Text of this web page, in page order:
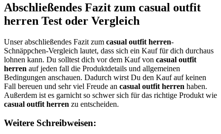
Abschließendes Fazit zum casual outfit
herren Test oder Vergleich
Unser abschließendes Fazit zum casual outfit herren-
Schnäppchen-Vergleich lautet, dass sich ein Kauf für dich durchaus
lohnen kann. Du solltest dich vor dem Kauf von casual outfit
herren auf jeden fall die Produktdetails und allgemeinen
Bedingungen anschauen. Dadurch wirst Du den Kauf auf keinen
Fall bereuen und sehr viel Freude an casual outfit herren haben.
Außerdem ist es garnicht so schwer sich für das richtige Produkt wie
casual outfit herren zu entscheiden.
Weitere Schreibweisen: